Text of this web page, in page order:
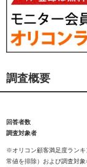
調査概要
回答者数
調査対象者
※オリコン顧客満足度ランキ
常値を排除）および調査対